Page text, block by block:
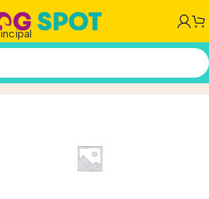
Inicio/Producto